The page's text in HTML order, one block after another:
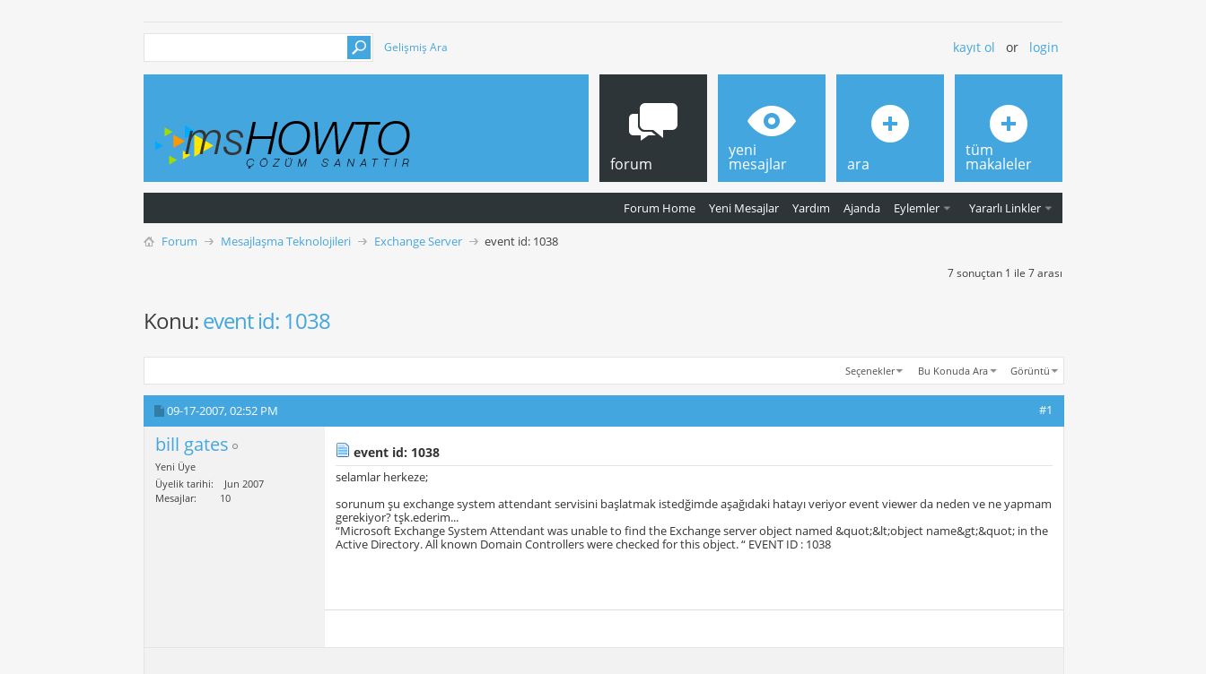
Gelişmiş Ara kayıt ol or login
forum
Forum Home Yeni Mesajlar Yardım Ajanda Eylemler Yararlı Linkler
yeni
mesajlar ara
tüm
makaleler
Forum Mesajlaşma Teknolojileri Exchange Server event id: 1038
7 sonuçtan 1 ile 7 arası
Konu:event id: 1038
Seçenekler Bu Konuda Ara Görüntü
09-17-2007,02:52 PM #1
bill gates
Yeni Üye
Üyelik tarihi
Jun 2007
Mesajlar
10
event id: 1038
selamlar herkeze;
sorunum şu exchange system attendant servisini başlatmak istedğimde aşağıdaki hatayı veriyor event viewer da neden ve ne yapmam
gerekiyor? tşk.ederim...
“Microsoft Exchange System Attendant was unable to find the Exchange server object named &quot;&lt;object name&gt;&quot; in the
Active Directory. All known Domain Controllers were checked for this object. “ EVENT ID : 1038